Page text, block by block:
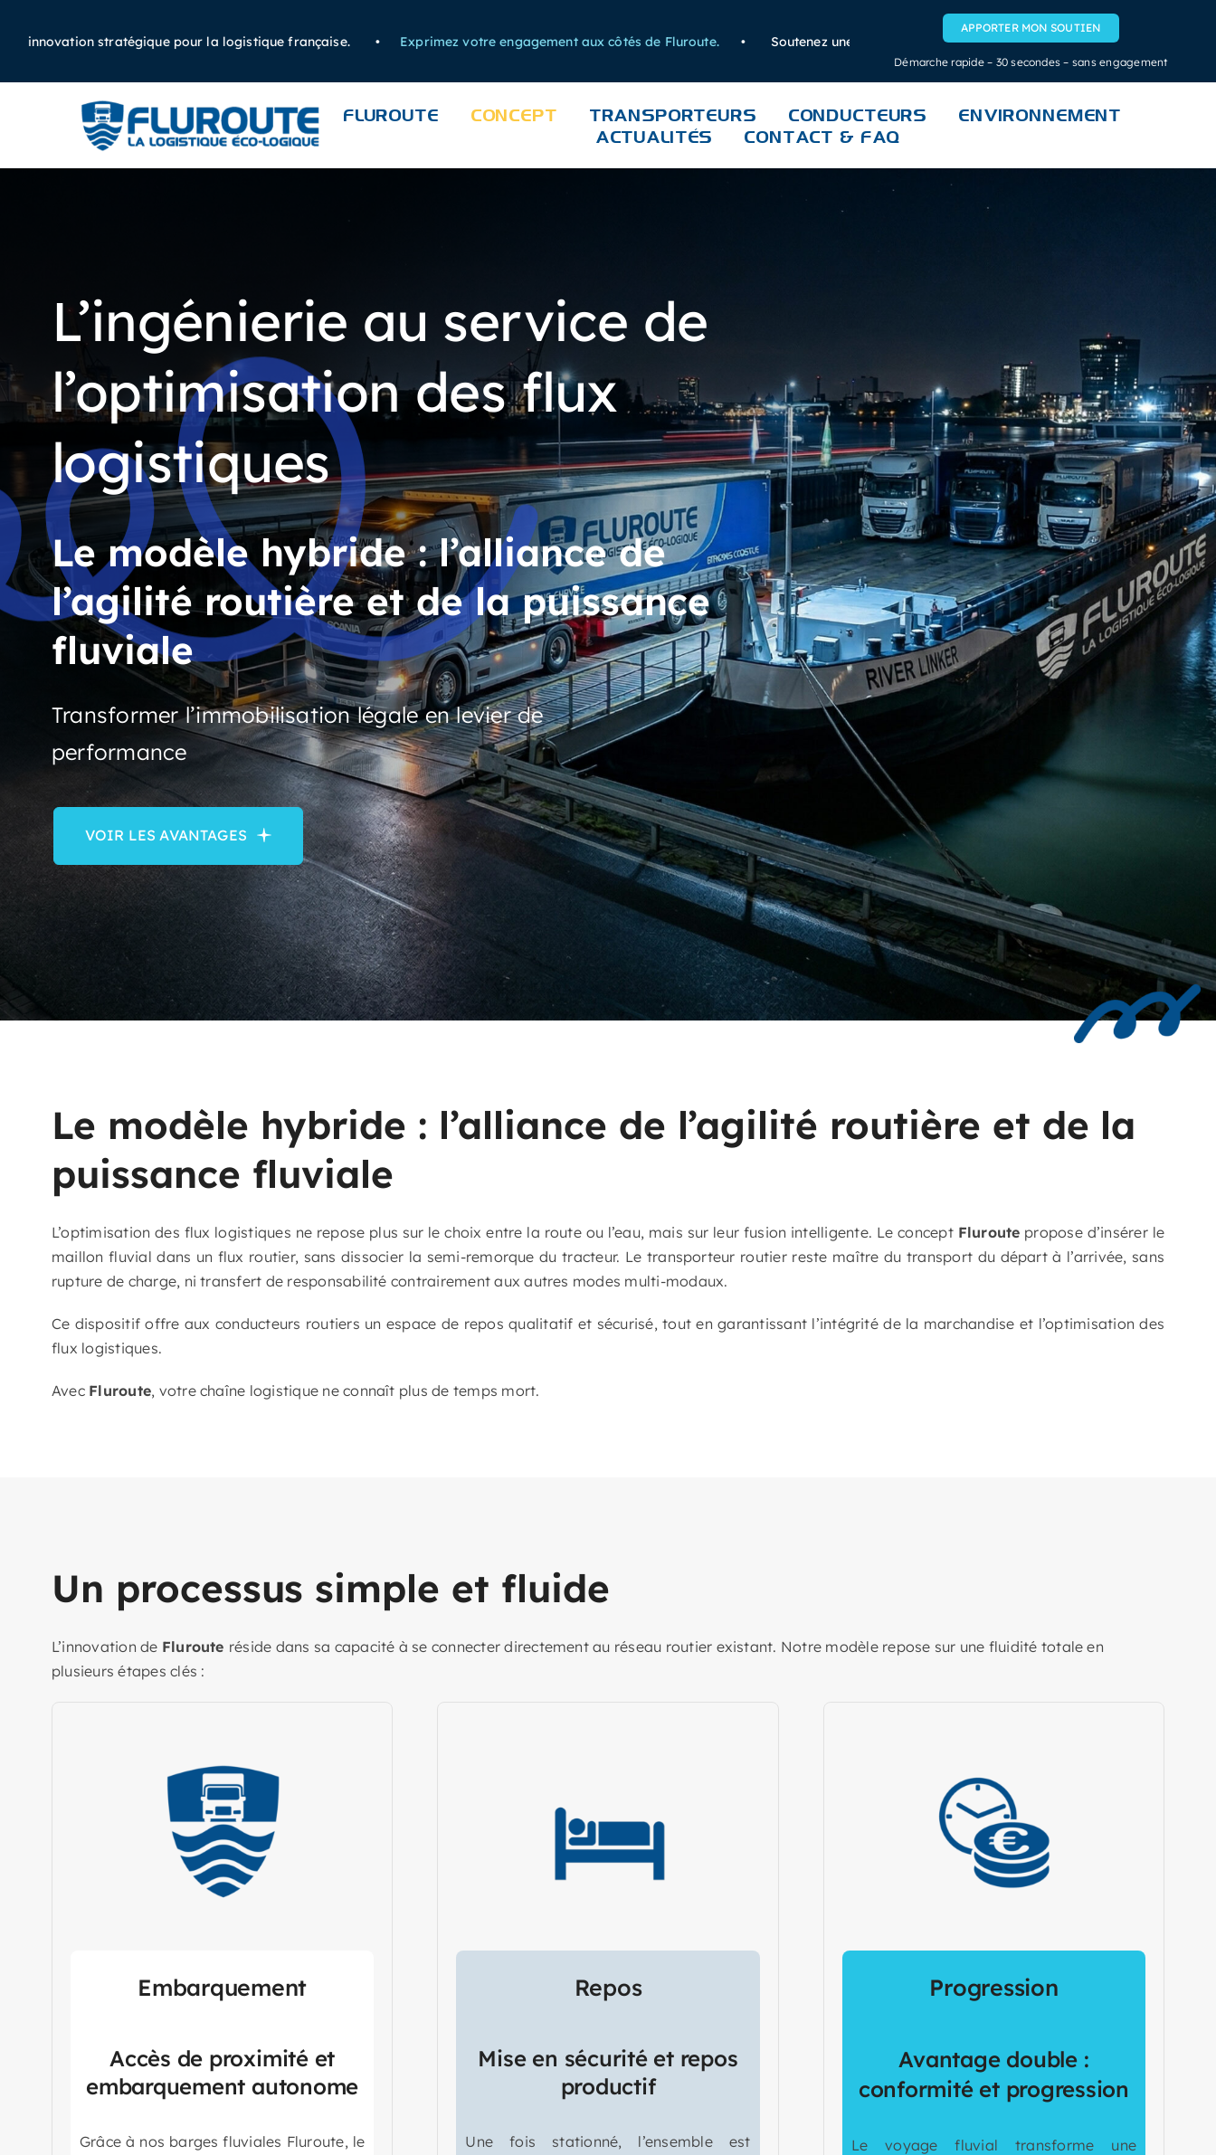
innovation stratégique pour la logistique française. • Exprimez votre engagement aux côtés de Fluroute. • Soutenez une innovation stratégique pour la logistique française.
APPORTER MON SOUTIEN
Démarche rapide – 30 secondes – sans engagement
FLUROUTE CONCEPT TRANSPORTEURS CONDUCTEURS
ENVIRONNEMENT
ACTUALITÉS
CONTACT & FAQ
L’ingénierie au service de
l’optimisation des flux
logistiques
Le modèle hybride : l’alliance de
l’agilité routière et de la puissance
fluviale
Transformer l’immobilisation légale en levier de
performance
VOIR LES AVANTAGES
Le modèle hybride : l’alliance de l’agilité routière et de la
puissance fluviale
L’optimisation des flux logistiques ne repose plus sur le choix entre la route ou l’eau, mais sur leur fusion intelligente. Le concept Fluroute propose d’insérer le
maillon fluvial dans un flux routier, sans dissocier la semi-remorque du tracteur. Le transporteur routier reste maître du transport du départ à l’arrivée, sans
rupture de charge, ni transfert de responsabilité contrairement aux autres modes multi-modaux.
Ce dispositif offre aux conducteurs routiers un espace de repos qualitatif et sécurisé, tout en garantissant l’intégrité de la marchandise et l’optimisation des
flux logistiques.
Avec Fluroute, votre chaîne logistique ne connaît plus de temps mort.
Un processus simple et fluide
L’innovation de Fluroute réside dans sa capacité à se connecter directement au réseau routier existant. Notre modèle repose sur une fluidité totale en
plusieurs étapes clés :
Embarquement
Accès de proximité et
embarquement autonome
Grâce à nos barges fluviales Fluroute, le
Repos
Mise en sécurité et repos
productif
Une fois stationné, l’ensemble est
Progression
Avantage double :
conformité et progression
Le voyage fluvial transforme une